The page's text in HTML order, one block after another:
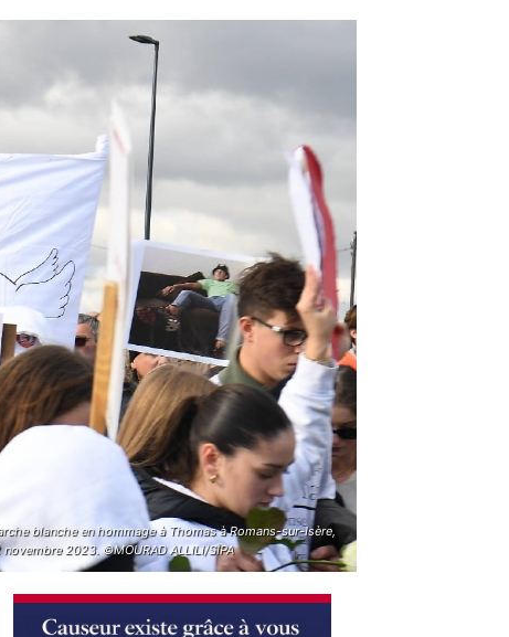
blanche en hommage à Thomas à Romans-sur-Isère,
novembre 2023. ©MOURAD ALLILI/SIPA